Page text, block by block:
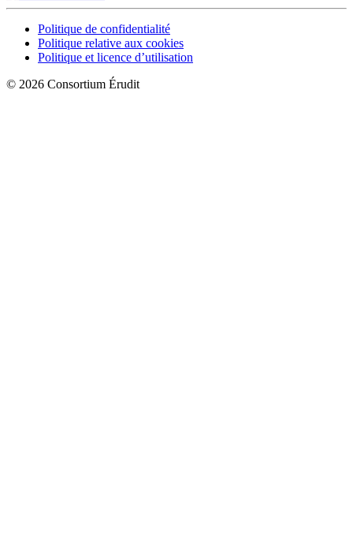
Politique de confidentialité
Politique relative aux cookies
Politique et licence d’utilisation
© 2026 Consortium Érudit